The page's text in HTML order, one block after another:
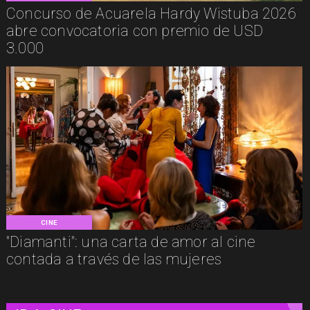
Concurso de Acuarela Hardy Wistuba 2026
abre convocatoria con premio de USD
3.000
CINE
"Diamanti": una carta de amor al cine
contada a través de las mujeres